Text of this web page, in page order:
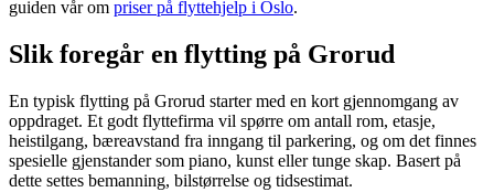
guiden vår om priser på flyttehjelp i Oslo.
Slik foregår en flytting på Grorud
En typisk flytting på Grorud starter med en kort gjennomgang av
oppdraget. Et godt flyttefirma vil spørre om antall rom, etasje,
heistilgang, bæreavstand fra inngang til parkering, og om det finnes
spesielle gjenstander som piano, kunst eller tunge skap. Basert på
dette settes bemanning, bilstørrelse og tidsestimat.